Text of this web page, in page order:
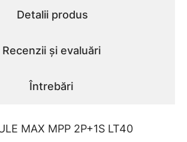
Detalii produs
Recenzii și evaluări
Întrebări
MAX MPP 2P+1S LT40